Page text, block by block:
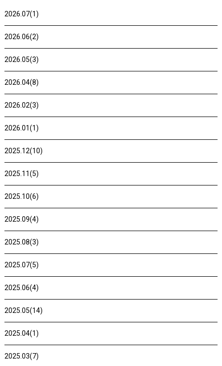
2026.07(1)
2026.06(2)
2026.05(3)
2026.04(8)
2026.02(3)
2026.01(1)
2025.12(10)
2025.11(5)
2025.10(6)
2025.09(4)
2025.08(3)
2025.07(5)
2025.06(4)
2025.05(14)
2025.04(1)
2025.03(7)